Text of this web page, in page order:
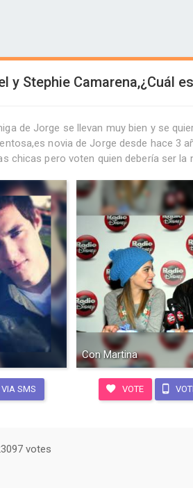
y Stephie Camarena,¿Cuál
de Jorge se llevan muy bien y se
novia de Jorge desde hace 3
chicas pero voten quien debería ser la
VIA SMS
Con Martina
VOTE
votes